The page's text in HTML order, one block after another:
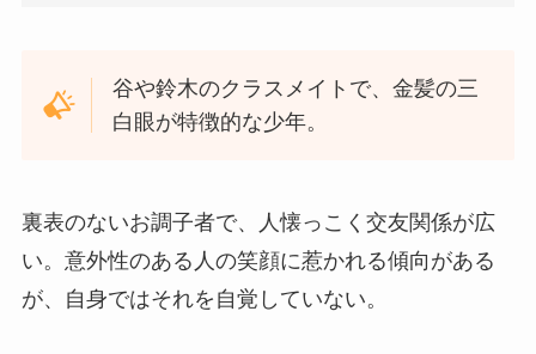
谷や鈴木のクラスメイトで、金髪の三
白眼が特徴的な少年。
裏表のないお調子者で、人懐っこく交友関係が広
い。意外性のある人の笑顔に惹かれる傾向がある
が、自身ではそれを自覚していない。